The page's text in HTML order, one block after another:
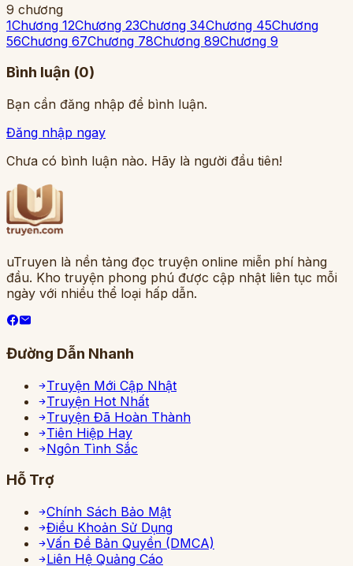
9 chương
1Chương 12Chương 23Chương 34Chương 45Chương
56Chương 67Chương 78Chương 89Chương 9
Bình luận (0)
Bạn cần đăng nhập để bình luận.
Đăng nhập ngay
Chưa có bình luận nào. Hãy là người đầu tiên!
uTruyen là nền tảng đọc truyện online miễn phí hàng
đầu. Kho truyện phong phú được cập nhật liên tục mỗi
ngày với nhiều thể loại hấp dẫn.
Đường Dẫn Nhanh
Truyện Mới Cập Nhật
Truyện Hot Nhất
Truyện Đã Hoàn Thành
Tiên Hiệp Hay
Ngôn Tình Sắc
Hỗ Trợ
Chính Sách Bảo Mật
Điều Khoản Sử Dụng
Vấn Đề Bản Quyền (DMCA)
Liên Hệ Quảng Cáo